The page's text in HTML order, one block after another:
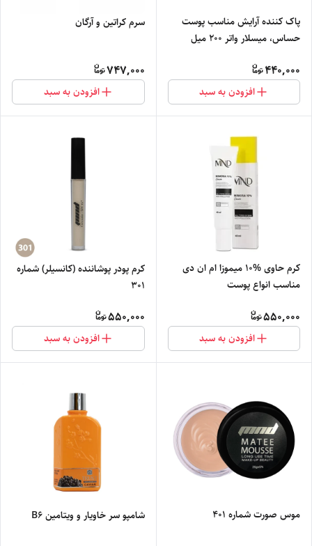
پاک کننده آرایش مناسب پوست
حساس، میسلار واتر 200 میل
440,000
افزودن به سبد
سرم کراتین و آرگان
747,000
افزودن به سبد
کرم حاوی %10 میموزا ام ان دی
مناسب انواع پوست
550,000
افزودن به سبد
کرم پودر پوشاننده (کانسیلر) شماره
301
550,000
افزودن به سبد
موس صورت شماره 401 شامپو سر خاویار و ویتامین B6